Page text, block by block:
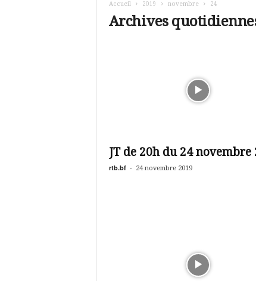
Accueil 2019 novembre 24
Archives
JT de 20h du 24 novembre
rtb.bf - 24 novembre 2019